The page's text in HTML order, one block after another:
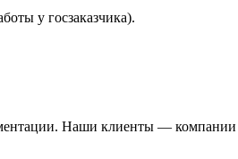
у госзаказчика).
Наши клиенты —